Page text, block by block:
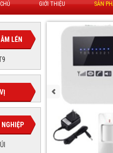
GIỚI THIỆU SẢN
LÉN
NGHIỆP